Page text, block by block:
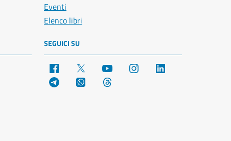
Eventi
Elenco libri
SEGUICI SU
Facebook YouTube Instagram
Telegram WhatsApp